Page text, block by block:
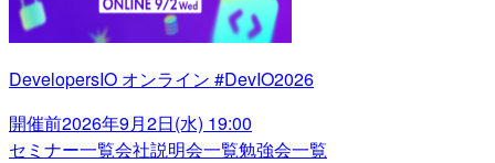
DevelopersIO オンライン #DevIO2026
開催前2026年9月2日(水) 19:00
セミナー一覧会社説明会一覧勉強会一覧